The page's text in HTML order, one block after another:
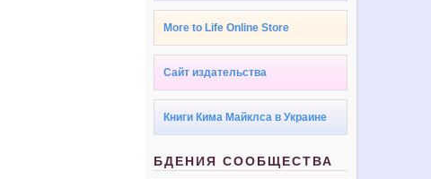
More to Life Online Store
Сайт издательства
Книги Кима Майклса в Украине
БДЕНИЯ СООБЩЕСТВА